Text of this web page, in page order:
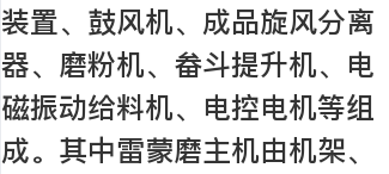
装置、鼓风机、成品旋风分离
器、磨粉机、畚斗提升机、电
磁振动给料机、电控电机等组
成。其中雷蒙磨主机由机架、